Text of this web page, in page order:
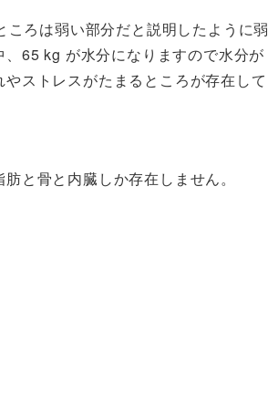
ろは弱い部分だと説明したように弱
65 kg が水分になりますので水分が
ストレスがたまるところが存在して
と骨と内臓しか存在しません。